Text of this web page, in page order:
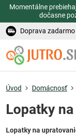
Momentálne
dočasne
Doprava
Úvod Domácnosť
Lopatky
Lopatky na